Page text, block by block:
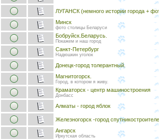
ЛУГАНСК (немного истории города +
Минск
фото столицы Беларуси
Бобруйск.Беларусь.
Покажем и наш город
Санкт-Петербург
Надюшкин уголок
Донецк-город толерантный.
Магнитогорск.
Город, в котором я живу.
Краматорск - центр машиностроения
Донбасс
Алматы - город яблок
Железногорск -город
Ангарск
Иркутская область